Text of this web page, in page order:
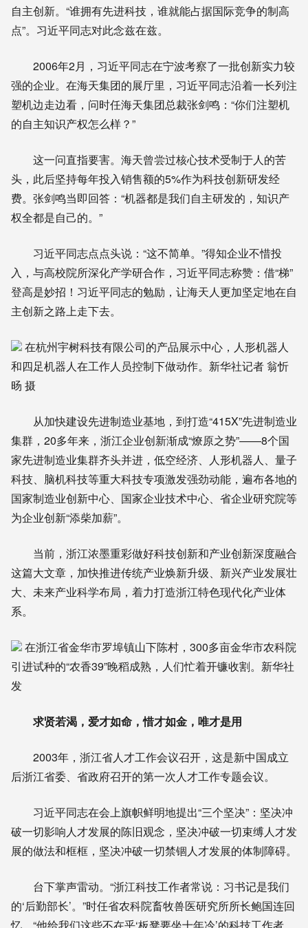
自主创新。“谁拥有先进科技，谁就能占据国际竞争的制高
点”。习近平同志对此念兹在兹。
2006年2月，习近平同志在宁波考察了一批创新实力较
强的企业。在海天集团的展厅里，习近平同志沿着一长列注
塑机边走边看，问时任海天集团总裁张剑鸣：“你们注塑机
的自主知识产权怎么样？”
这一问直指要害。海天曾尝过核心技术受制于人的苦
头，此后坚持每年投入销售额的5%作为科技创新研发经
费。张剑鸣当即回答：“机器都是我们自主研发的，知识产
权全都是自己的。”
习近平同志点点头说：“这不简单。”得知企业不惜投
入，与高校院所深化产学研合作，习近平同志称赞：借“梯”
登高是妙招！习近平同志的勉励，让海天人更加坚定地在自
主创新之路上走下去。
在杭州宇树科技有限公司的产品展示中心，人形机器人
和四足机器人在工作人员控制下做动作。新华社记者 翁忻
旸 摄
从加快建设先进制造业基地，到打造“415X”先进制造业
集群，20多年来，浙江企业创新渐成“燎原之势”——8个国
家先进制造业集群齐头并进，低空经济、人形机器人、量子
科技、脑机科技等重大科技专项激发强劲动能，遍布各地的
国家制造业创新中心、国家企业技术中心、省企业研究院等
为企业创新“添柴加薪”。
当前，浙江浓墨重彩做好科技创新和产业创新深度融合
这篇大文章，加快推进传统产业焕新升级、新兴产业发展壮
大、未来产业科学布局，着力打造浙江特色现代化产业体
系。
在浙江省金华市罗埠镇山下陈村，300多亩金华市农科院
引进试种的“农香39”晚稻成熟，人们忙着开镰收割。新华社
发
求贤若渴，爱才如命，惜才如金，唯才是用
2003年，浙江省人才工作会议召开，这是新中国成立
后浙江省委、省政府召开的第一次人才工作专题会议。
习近平同志在会上旗帜鲜明地提出“三个坚决”：坚决冲
破一切影响人才发展的陈旧观念，坚决冲破一切束缚人才发
展的做法和框框，坚决冲破一切禁锢人才发展的体制障碍。
台下掌声雷动。“浙江科技工作者常说：习书记是我们
的‘后勤部长’。”时任省农科院畜牧兽医研究所所长鲍国连回
忆，“他给我们这些不在乎‘板凳要坐十年冷’的科技工作者